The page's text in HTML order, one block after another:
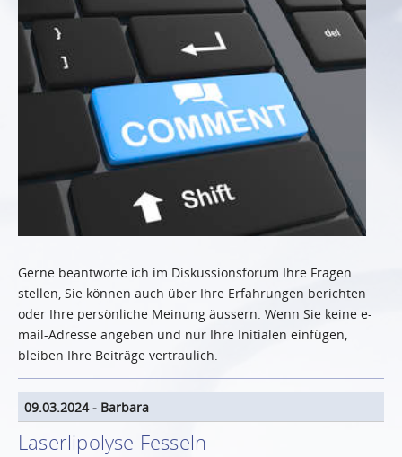
Gerne beantworte ich im Diskussionsforum Ihre Fragen
stellen, Sie können auch über Ihre Erfahrungen berichten
oder Ihre persönliche Meinung äussern. Wenn Sie keine e-
mail-Adresse angeben und nur Ihre Initialen einfügen,
bleiben Ihre Beiträge vertraulich.
09.03.2024- Barbara
Laserlipolyse Fesseln